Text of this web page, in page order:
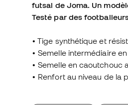
futsal de Joma. Un
Testé par des
• Tige synthétique et
• Semelle intermédiaire
• Semelle en caoutchouc
• Renfort au niveau de la